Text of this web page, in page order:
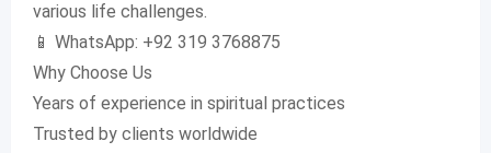
various life challenges.
📱 WhatsApp: +92 319 3768875
Why Choose Us
Years of experience in spiritual practices
Trusted by clients worldwide